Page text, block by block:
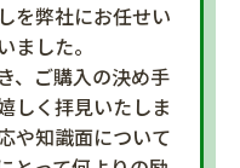
を弊社にお任せい
ました。
、ご購入の決め手
しく拝見いたしま
や知識面について